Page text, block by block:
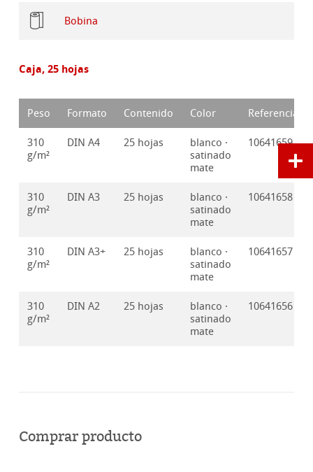
Bobina
Caja, 25 hojas
Peso Formato Contenido Color Referencia
310
g/m²
DIN A4 25 hojas
blanco ·
satinado
mate
10641659
310
g/m²
DIN A3 25 hojas
blanco ·
satinado
mate
10641658
310
g/m²
DIN A3+ 25 hojas
blanco ·
satinado
mate
10641657
310
g/m²
DIN A2 25 hojas
blanco ·
satinado
mate
10641656
Comprar producto